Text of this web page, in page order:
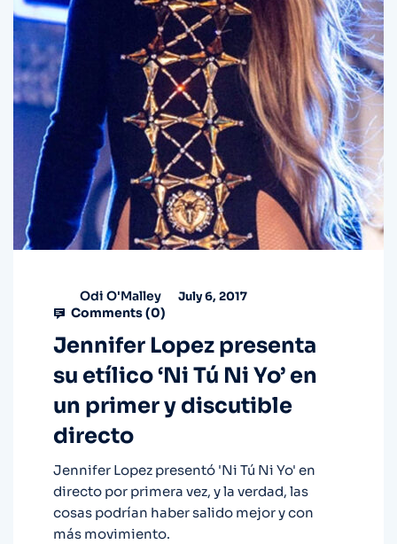
Odi O'Malley July 6, 2017
Comments (0)
Jennifer Lopez presenta
su etílico ‘Ni Tú Ni Yo’ en
un primer y discutible
directo
Jennifer Lopez presentó 'Ni Tú Ni Yo' en
directo por primera vez, y la verdad, las
cosas podrían haber salido mejor y con
más movimiento.